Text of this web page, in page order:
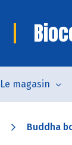
Le magasin
Buddha